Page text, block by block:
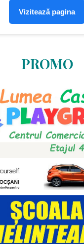
Vizitează pagina
PROMO